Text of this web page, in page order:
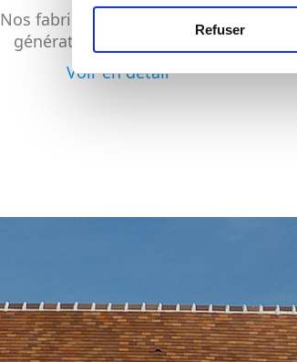
Refuser
Nos fabrications artisanales. 7
générations de savoir-faire
Voir en détail